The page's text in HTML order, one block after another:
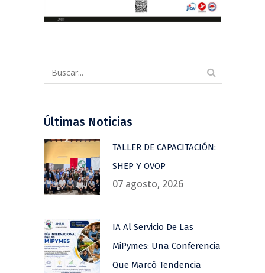
Últimas Noticias
TALLER DE CAPACITACIÓN:
SHEP Y OVOP
07 agosto, 2026
IA Al Servicio De Las
MiPymes: Una Conferencia
Que Marcó Tendencia